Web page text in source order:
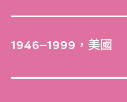
1946–1999，美國